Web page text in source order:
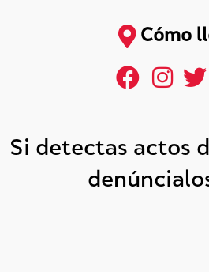
Cómo
Si detectas actos